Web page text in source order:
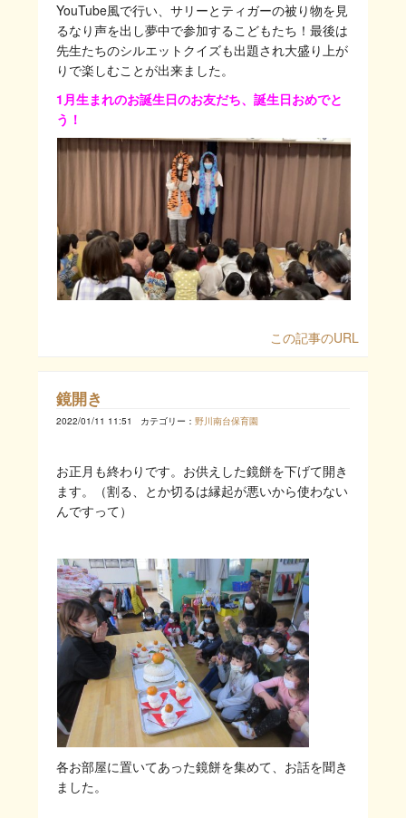
YouTube風で行い、サリーとティガーの被り物を見
るなり声を出し夢中で参加するこどもたち！最後は
先生たちのシルエットクイズも出題され大盛り上が
りで楽しむことが出来ました。
1月生まれのお誕生日のお友だち、誕生日おめでと
う！
この記事のURL
鏡開き
2022/01/11 11:51 カテゴリー： 野川南台保育園
お正月も終わりです。お供えした鏡餅を下げて開き
ます。（割る、とか切るは縁起が悪いから使わない
んですって）
各お部屋に置いてあった鏡餅を集めて、お話を聞き
ました。